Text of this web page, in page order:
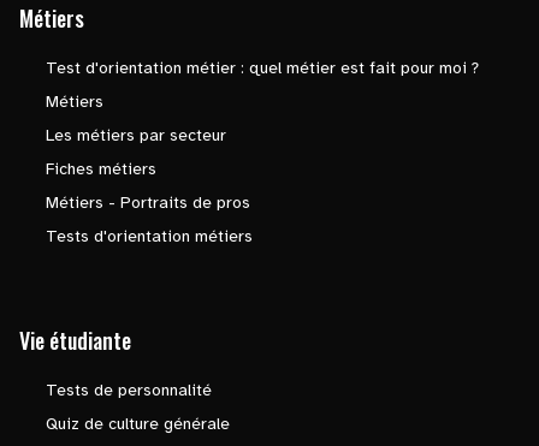
Métiers
Test d'orientation métier : quel métier est fait pour moi ?
Métiers
Les métiers par secteur
Fiches métiers
Métiers - Portraits de pros
Tests d'orientation métiers
Vie étudiante
Tests de personnalité
Quiz de culture générale